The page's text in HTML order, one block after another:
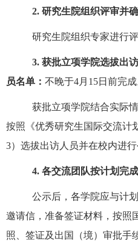
2. 研究生院组织评审并
研究生院组织专家进行
3. 获批立项学院选拔出
员名单： 不晚于4月 15日前完成
获批立项学院结合实际
按照《优秀研究生国际交流计
3）选拔出访人员并在校内进
4. 各交流团队按计划完成
公示后，各学院应与计
邀请信，准备签证材料，按照
照、签证及出国（境）审批手